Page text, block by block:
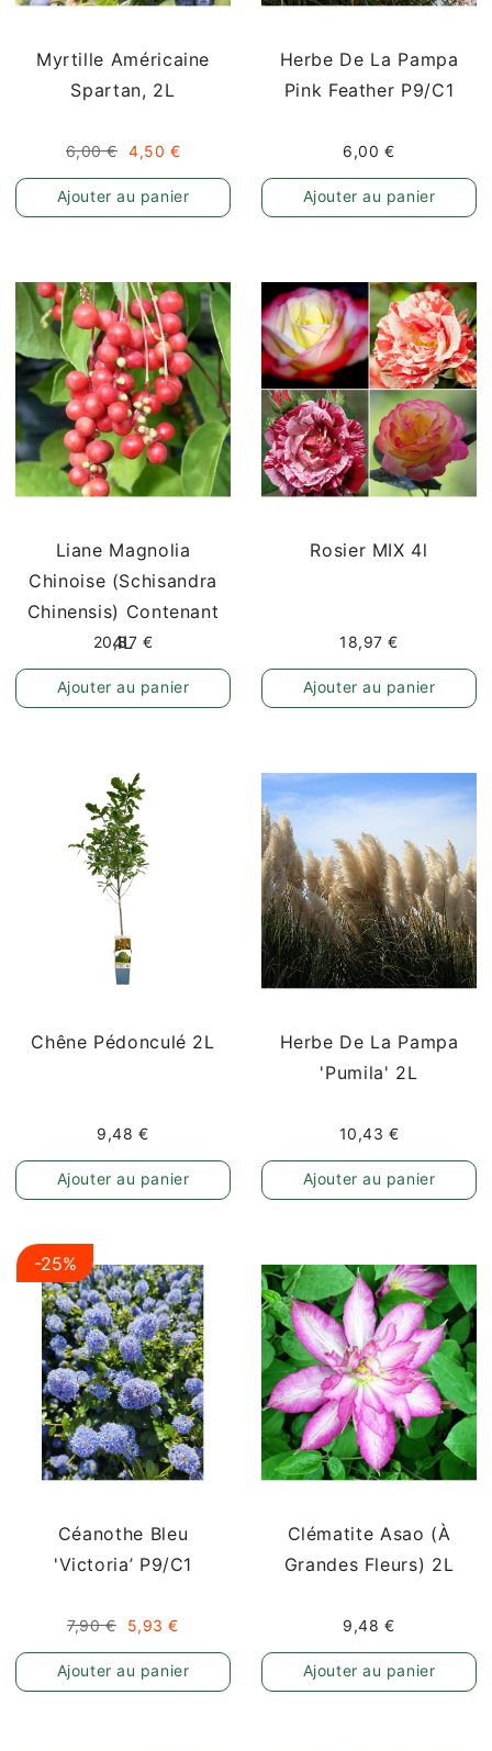
Myrtille Américaine
Spartan, 2L
6,00 € 4,50 €
Ajouter au panier
Herbe De La Pampa
Pink Feather P9/C1
6,00 €
Ajouter au panier
Liane Magnolia
Chinoise (Schisandra
Chinensis) Contenant
4L
20,87 €
Ajouter au panier
Rosier MIX 4l
18,97 €
Ajouter au panier
Chêne Pédonculé 2L
9,48 €
Ajouter au panier
Herbe De La Pampa
'Pumila' 2L
10,43 €
Ajouter au panier
-25%
Céanothe Bleu
'Victoria’ P9/C1
7,90 € 5,93 €
Ajouter au panier
Clématite Asao (à
Grandes Fleurs) 2L
9,48 €
Ajouter au panier